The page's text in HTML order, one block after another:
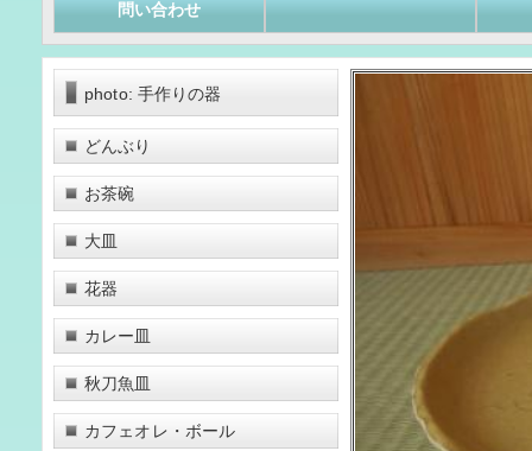
問い合わせ
photo: 手作りの器
どんぶり
お茶碗
大皿
花器
カレー皿
秋刀魚皿
カフェオレ・ボール